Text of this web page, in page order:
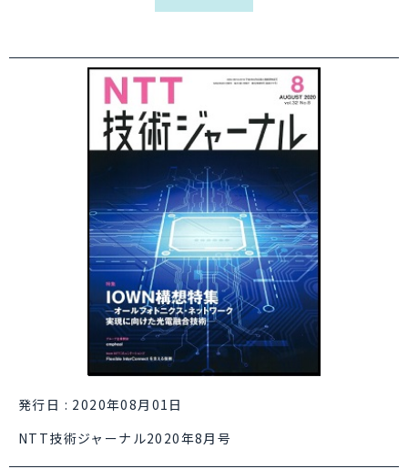
発行日 : 2020年08月01日
NTT技術ジャーナル2020年8月号